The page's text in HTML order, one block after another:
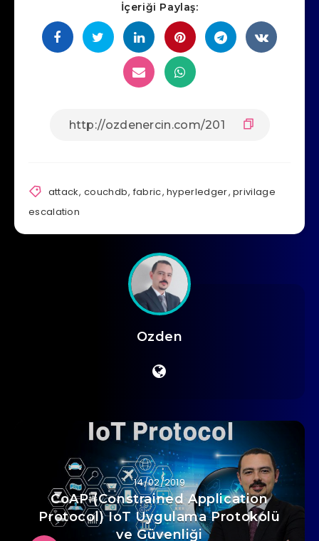
İçeriği Paylaş:
attack,couchdb, fabric,hyperledger,privilage
escalation
Ozden
14/02/2019
CoAP (Constrained Application
Protocol) IoT Uygulama Protokolü
ve Güvenliği